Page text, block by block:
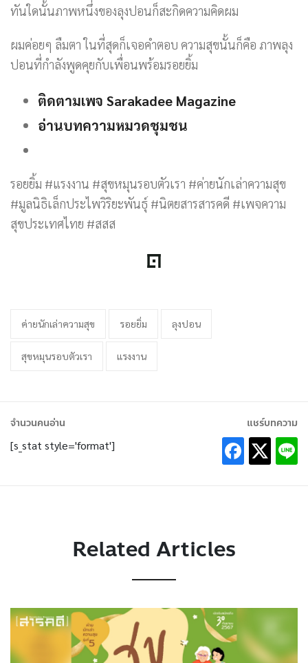
ทันใดนั้นภาพหนึ่งของลุงปอนก็สะกิดความคิดผม
ผมค่อยๆ ลืมตา ในที่สุดก็เจอคำตอบ ความสุขนั้นก็คือ ภาพลุง
ปอนที่กำลังพูดคุยกับเพื่อนพร้อมรอยยิ้ม
ติดตามเพจ Sarakadee Magazine
อ่านบทความหมวดชุมชน
รอยยิ้ม #แรงงาน #สุขหมุนรอบตัวเรา #ค่ายนักเล่าความสุข
#มูลนิธิเล็กประไพวิริยะพันธุ์ #นิตยสารสารคดี #เพจความ
สุขประเทศไทย #สสส
ค่ายนักเล่าความสุข รอยยิ่ม ลุงปอน
สุขหมุนรอบตัวเรา แรงงาน
จำนวนคนอ่าน
[s_stat style='format']
แชร์บทความ
Related Articles